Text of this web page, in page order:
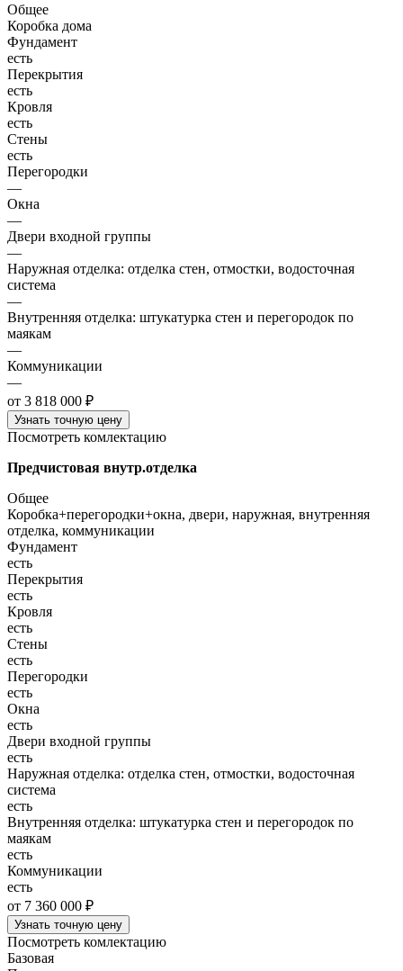
Общее
Коробка дома
Фундамент
есть
Перекрытия
есть
Кровля
есть
Стены
есть
Перегородки
—
Окна
—
Двери входной группы
—
Наружная отделка: отделка стен, отмостки, водосточная
система
—
Внутренняя отделка: штукатурка стен и перегородок по
маякам
—
Коммуникации
—
от 3 818 000 ₽
Узнать точную цену
Посмотреть комлектацию
Предчистовая внутр.отделка
Общее
Коробка+перегородки+окна, двери, наружная, внутренняя
отделка, коммуникации
Фундамент
есть
Перекрытия
есть
Кровля
есть
Стены
есть
Перегородки
есть
Окна
есть
Двери входной группы
есть
Наружная отделка: отделка стен, отмостки, водосточная
система
есть
Внутренняя отделка: штукатурка стен и перегородок по
маякам
есть
Коммуникации
есть
от 7 360 000 ₽
Узнать точную цену
Посмотреть комлектацию
Базовая